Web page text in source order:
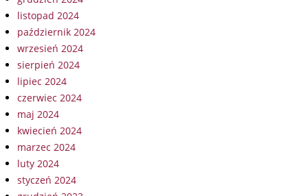
listopad 2024
październik 2024
wrzesień 2024
sierpień 2024
lipiec 2024
czerwiec 2024
maj 2024
kwiecień 2024
marzec 2024
luty 2024
styczeń 2024